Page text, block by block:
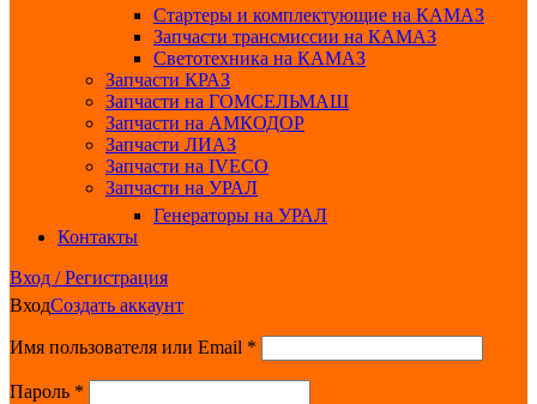
Стартеры и комплектующие на КАМАЗ
Запчасти трансмиссии на КАМАЗ
Светотехника на КАМАЗ
Запчасти КРАЗ
Запчасти на ГОМСЕЛЬМАШ
Запчасти на АМКОДОР
Запчасти ЛИАЗ
Запчасти на IVECO
Запчасти на УРАЛ
Генераторы на УРАЛ
Контакты
Вход / Регистрация
ВходСоздать аккаунт
Имя пользователя или Email *
Пароль *